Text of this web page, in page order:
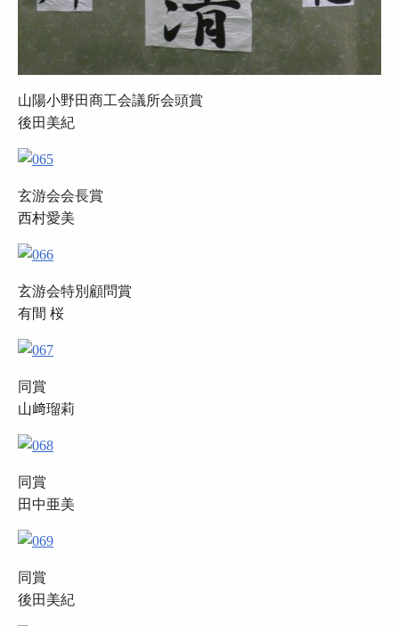
山陽小野田商工会議所会頭賞
後田美紀
玄游会会長賞
西村愛美
玄游会特別顧問賞
有間 桜
同賞
山﨑瑠莉
同賞
田中亜美
同賞
後田美紀